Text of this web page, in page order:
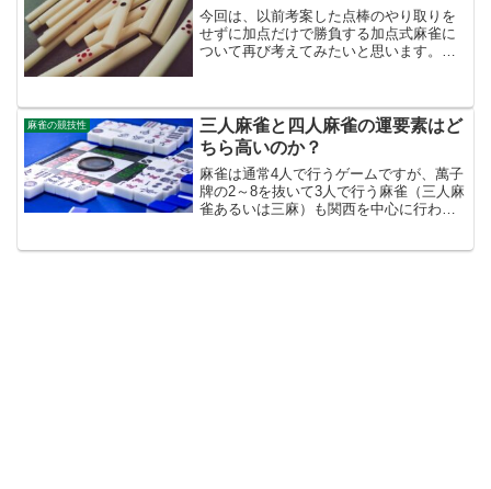
今回は、以前考案した点棒のやり取りを
せずに加点だけで勝負する加点式麻雀に
ついて再び考えてみたいと思います。こ
で当初は深く考えずに言及したのです
が、考えを進めていくとかな...
麻雀の競技性
三人麻雀と四人麻雀の運要素はど
ちら高いのか？
麻雀は通常4人で行うゲームですが、萬子
牌の2～8を抜いて3人で行う麻雀（三人麻
雀あるいは三麻）も関西を中心に行われ